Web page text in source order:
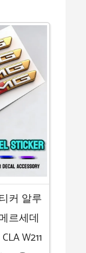
커 알루
르세데
W211